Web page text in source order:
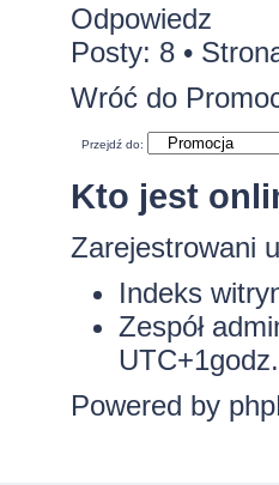
Odpowiedz
Posty: 8 •
Wróć do
Przejdź do:
Kto jest
Zarejestrowani
Indeks
Zespół
UTC+1godz.
Powered by